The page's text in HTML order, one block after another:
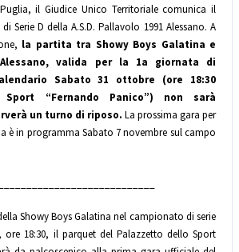
il Giudice Unico Territoriale comunica il
Serie D della A.S.D. Pallavolo 1991 Alessano. A
la partita tra Showy Boys Galatina e
valida per la 1a giornata di
Sabato 31 ottobre (ore 18:30
“Fernando Panico”) non sarà
un turno di riposo. La prossima gara per
è in programma Sabato 7 novembre sul campo
Showy Boys Galatina nel campionato di serie
ore 18:30, il parquet del Palazzetto dello Sport